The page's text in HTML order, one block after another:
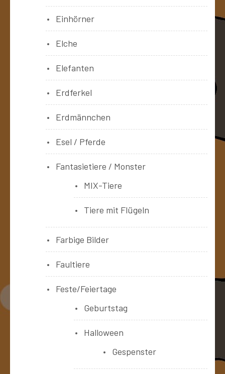
Einhörner
Elche
Elefanten
Erdferkel
Erdmännchen
Esel / Pferde
Fantasietiere / Monster
MIX-Tiere
Tiere mit Flügeln
Farbige Bilder
Faultiere
Feste/Feiertage
Geburtstag
Halloween
Gespenster